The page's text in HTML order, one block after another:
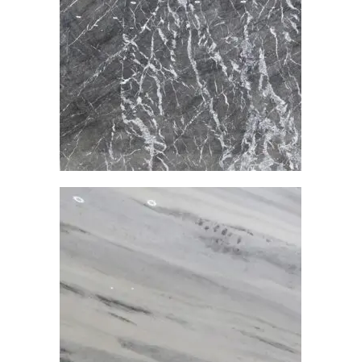
黑網石
大理石
查看內容
藍眼淚